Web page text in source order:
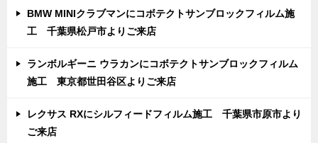
BMW MINIクラブマンにコボテクトサンブロックフィルム施
工 千葉県松戸市よりご来店
ランボルギーニ ウラカンにコボテクトサンブロックフィルム
施工 東京都世田谷区よりご来店
レクサス RXにシルフィードフィルム施工 千葉県市原市より
ご来店